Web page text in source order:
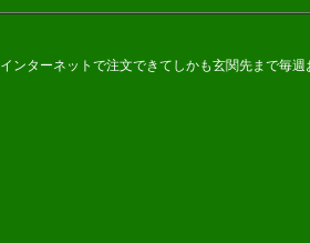
インターネットで注文できてしかも玄関先まで毎週